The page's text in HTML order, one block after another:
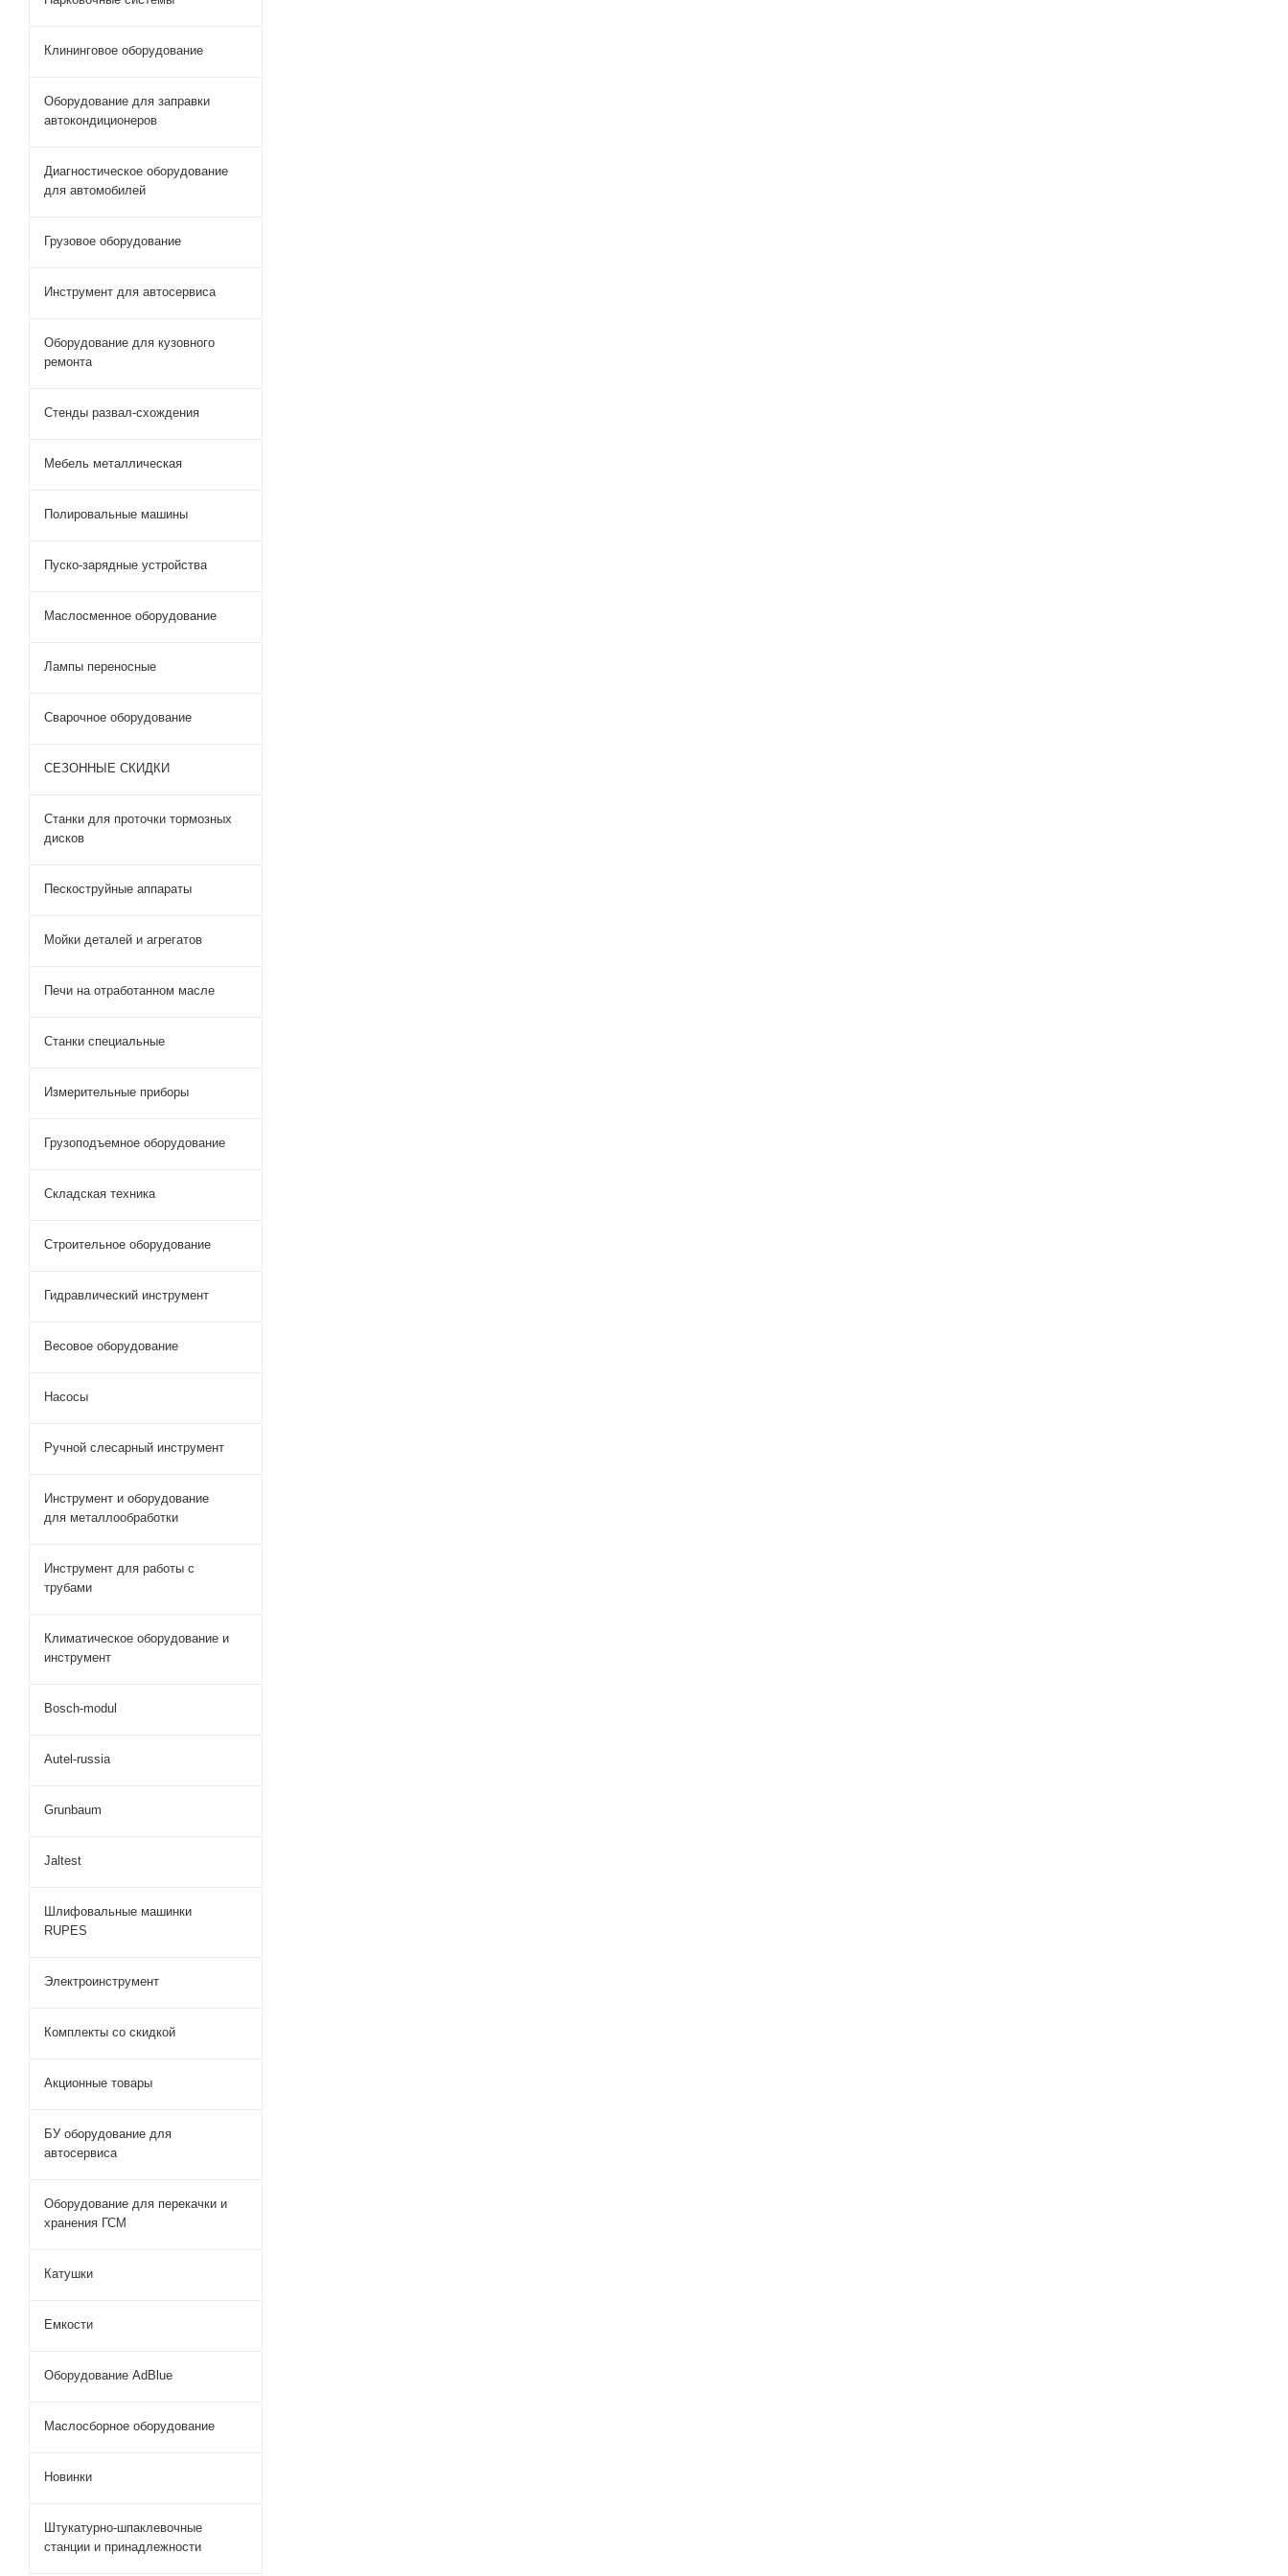
Клининговое оборудование
Оборудование для заправки
автокондиционеров
Диагностическое оборудование
для автомобилей
Грузовое оборудование
Инструмент для автосервиса
Оборудование для кузовного
ремонта
Стенды развал-схождения
Мебель металлическая
Полировальные машины
Пуско-зарядные устройства
Маслосменное оборудование
Лампы переносные
Сварочное оборудование
СЕЗОННЫЕ СКИДКИ
Станки для проточки тормозных
дисков
Пескоструйные аппараты
Мойки деталей и агрегатов
Печи на отработанном масле
Станки специальные
Измерительные приборы
Грузоподъемное оборудование
Складская техника
Строительное оборудование
Гидравлический инструмент
Весовое оборудование
Насосы
Ручной слесарный инструмент
Инструмент и оборудование
для металлообработки
Инструмент для работы с
трубами
Климатическое оборудование и
инструмент
Bosch-modul
Autel-russia
Grunbaum
Jaltest
Шлифовальные машинки
RUPES
Электроинструмент
Комплекты со скидкой
Акционные товары
БУ оборудование для
автосервиса
Оборудование для перекачки и
хранения ГСМ
Катушки
Емкости
Оборудование AdBlue
Маслосборное оборудование
Новинки
Штукатурно-шпаклевочные
станции и принадлежности